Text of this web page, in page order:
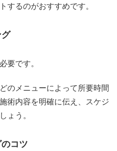
するのがおすすめです。
要です。
のメニューによって所要時間
術内容を明確に伝え、スケジ
ょう。
コツ